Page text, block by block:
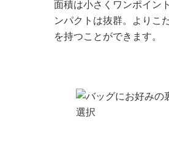
面積は小さくワンポイン
ンパクトは抜群。よりこ
を持つことができます。